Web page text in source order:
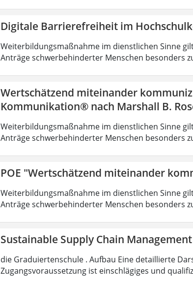
Digitale Barrierefreiheit im
Weiterbildungsmaßnahme im dienstlichen Sinne
Anträge schwerbehinderter Menschen besonders
Wertschätzend miteinander
Kommunikation® nach Marshall B.
Weiterbildungsmaßnahme im dienstlichen Sinne
Anträge schwerbehinderter Menschen besonders
POE "Wertschätzend miteinander
Weiterbildungsmaßnahme im dienstlichen Sinne
Anträge schwerbehinderter Menschen besonders
Sustainable Supply Chain Management
die Graduiertenschule . Aufbau Eine detaillierte
Zugangsvoraussetzung ist einschlägiges und